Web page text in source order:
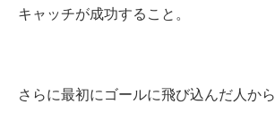
キャッチが成功すること。
さらに最初にゴールに飛び込んだ人から